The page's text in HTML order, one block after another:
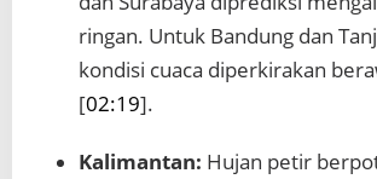
ringan. Untuk Bandung dan
kondisi cuaca diperkirakan
[02:19].
Kalimantan: Hujan petir